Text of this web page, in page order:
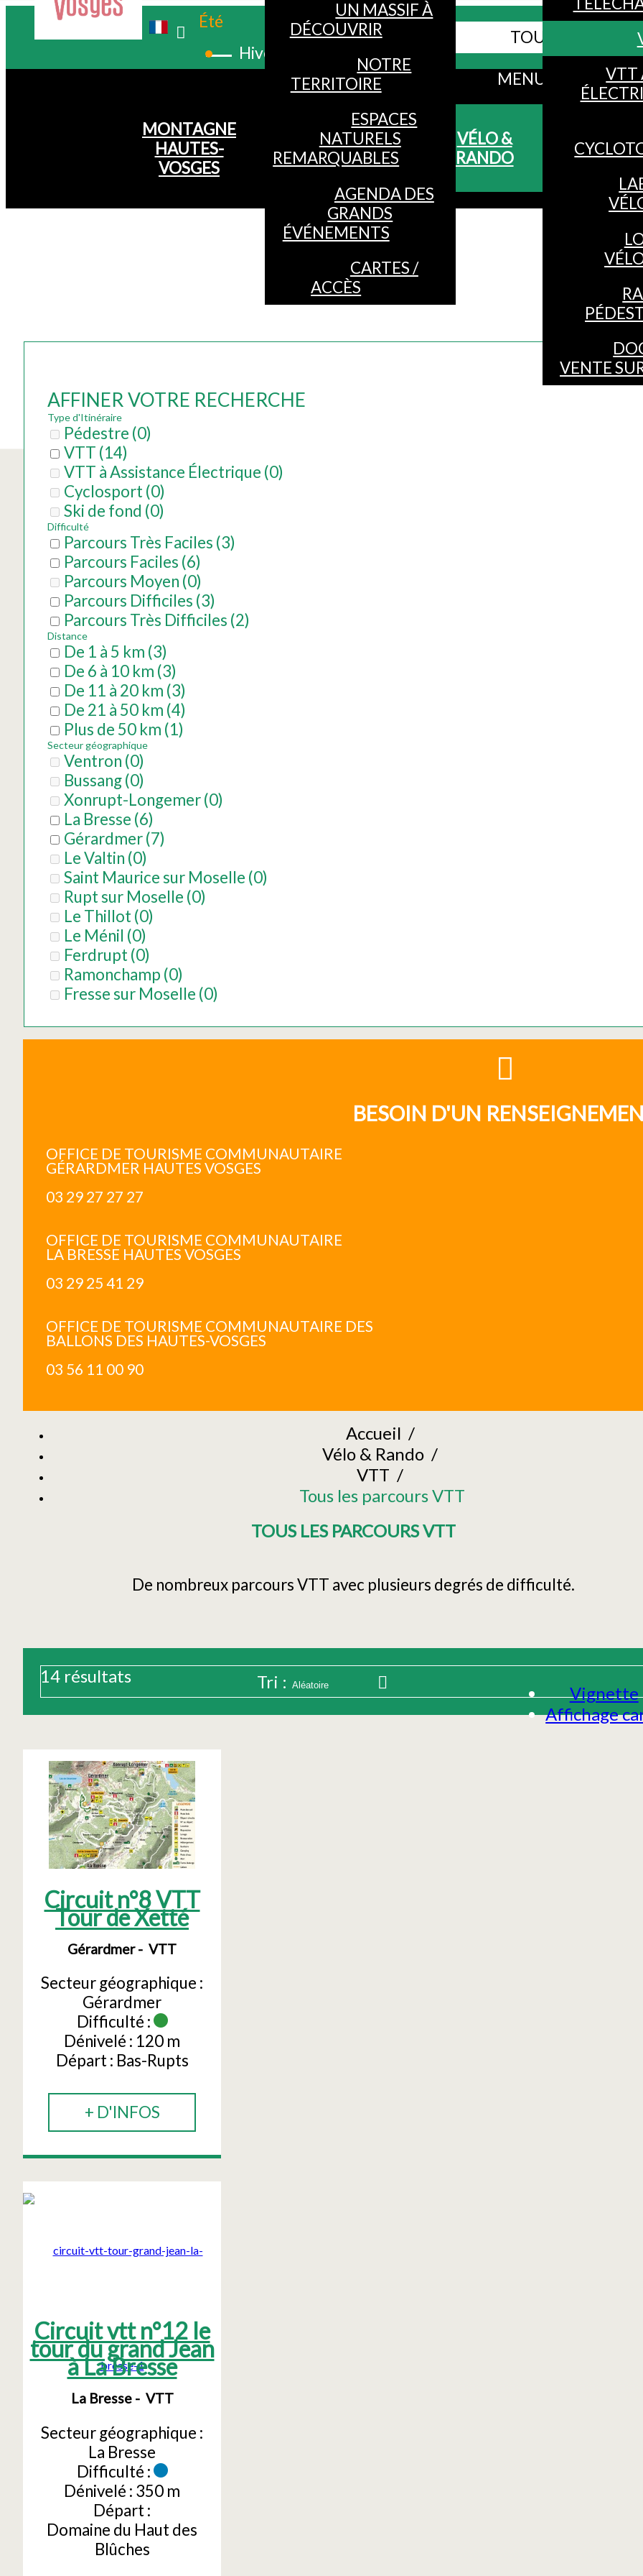
Été
Hiver
Webcams TOUS LES SITES
MENU
MONTAGNE
HAUTES-
VOSGES
UN MASSIF À
DÉCOUVRIR
NOTRE
TERRITOIRE
ESPACES
NATURELS
REMARQUABLES
AGENDA DES
GRANDS
ÉVÉNEMENTS
CARTES /
ACCÈS
VÉLO &
RANDO
VTT
VENTE
AFFINER VOTRE RECHERCHE
Type d'Itinéraire
Pédestre (0)
VTT (14)
VTT à Assistance Électrique (0)
Cyclosport (0)
Ski de fond (0)
Difficulté
Parcours Très Faciles (3)
Parcours Faciles (6)
Parcours Moyen (0)
Parcours Difficiles (3)
Parcours Très Difficiles (2)
Distance
De 1 à 5 km (3)
De 6 à 10 km (3)
De 11 à 20 km (3)
De 21 à 50 km (4)
Plus de 50 km (1)
Secteur géographique
Ventron (0)
Bussang(0)
Xonrupt-Longemer(0)
La Bresse (6)
Gérardmer(7)
Le Valtin (0)
Saint Maurice sur Moselle (0)
Rupt sur Moselle (0)
Le Thillot (0)
Le Ménil (0)
Ferdrupt (0)
Ramonchamp (0)
Fresse sur Moselle (0)
BESOIN D'UN
OFFICE DE TOURISME COMMUNAUTAIRE
GÉRARDMER HAUTES VOSGES
03 29 27 27 27
OFFICE DE TOURISME COMMUNAUTAIRE
LA BRESSE HAUTES VOSGES
03 29 25 41 29
OFFICE DE TOURISME COMMUNAUTAIRE DES
BALLONS DES HAUTES-VOSGES
03 56 11 00 90
Accueil /
Vélo & Rando /
VTT /
Tous les parcours VTT
TOUS LES PARCOURS VTT
De nombreux parcours VTT avec plusieurs degrés de difficulté.
Vignette
Affichage
14 résultats Tri :
Circuit n°8 VTT
Tour de Xetté
Gérardmer VTT
Secteur géographique :
Gérardmer
Difficulté :
Dénivelé : 120 m
Départ : Bas-Rupts
+ D'INFOS
Circuit vtt n°12 le
tour du grand Jean
à La Bresse
La Bresse VTT
Secteur géographique :
La Bresse
Difficulté :
Dénivelé : 350 m
Départ :
Domaine du Haut des
Blûches